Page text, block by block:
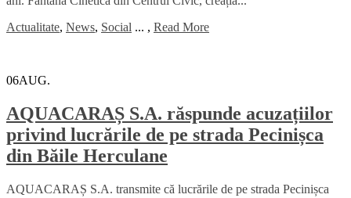
Actualitate, News, Social ... , Read More
06AUG.
AQUACARAȘ S.A. răspunde acuzațiilor
privind lucrările de pe strada Pecinișca
din Băile Herculane
AQUACARAȘ S.A. transmite că lucrările de pe strada Pecinișca